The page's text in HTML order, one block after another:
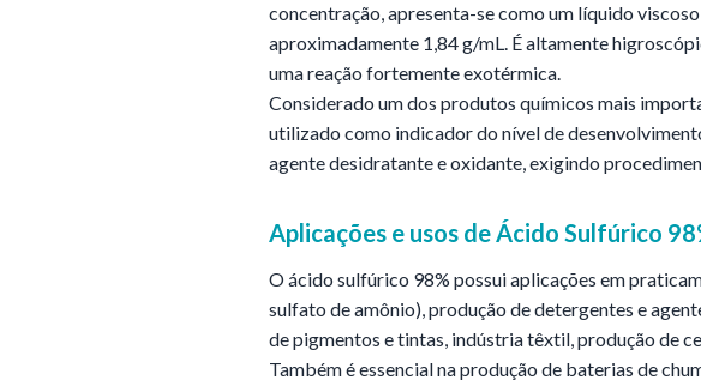
concentração, apresenta-se como um líquido
aproximadamente 1,84 g/mL. É altamente
uma reação fortemente exotérmica.
Considerado um dos produtos químicos mais
utilizado como indicador do nível de
agente desidratante e oxidante, exigindo
Aplicações e usos deÁcido Sulfúrico
O ácido sulfúrico 98% possui aplicações em
sulfato de amônio), produção de detergentes e
de pigmentos e tintas, indústria têxtil, produção de
Também é essencial na produção de baterias de